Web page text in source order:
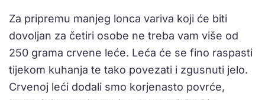
Za pripremu manjeg lonca variva koji će biti
dovoljan za četiri osobe ne treba vam više od
250 grama crvene leće. Leća će se fino raspasti
tijekom kuhanja te tako povezati i zgusnuti jelo.
Crvenoj leći dodali smo korjenasto povrće,